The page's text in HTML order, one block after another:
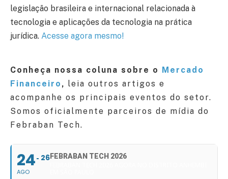
legislação brasileira e internacional relacionada à
tecnologia e aplicações da tecnologia na prática
jurídica. Acesse agora mesmo!
Conheça nossa coluna sobre o Mercado
Financeiro , leia outros artigos e
acompanhe os principais eventos do setor.
Somos oficialmente parceiros de mídia do
Febraban Tech.
24
AGO
26FEBRABAN TECH 2026